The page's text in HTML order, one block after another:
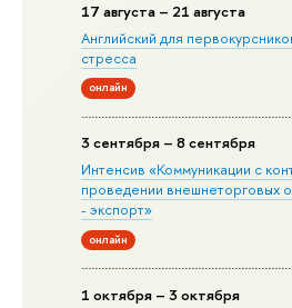
17 августа – 21 августа
Английский для
стресса
онлайн
3 сентября – 8 сентября
Интенсив «Коммуникации с
проведении внешнеторговых
- экспорт»
онлайн
1 октября – 3 октября